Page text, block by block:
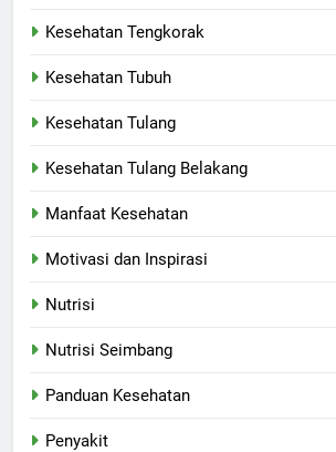
Kesehatan Tengkorak
Kesehatan Tubuh
Kesehatan Tulang
Kesehatan Tulang Belakang
Manfaat Kesehatan
Motivasi dan Inspirasi
Nutrisi
Nutrisi Seimbang
Panduan Kesehatan
Penyakit